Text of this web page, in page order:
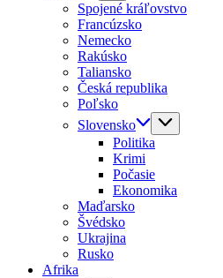
Spojené kráľovstvo
Francúzsko
Nemecko
Rakúsko
Taliansko
Česká republika
Poľsko
Slovensko
Politika
Krimi
Počasie
Ekonomika
Maďarsko
Švédsko
Ukrajina
Rusko
Afrika